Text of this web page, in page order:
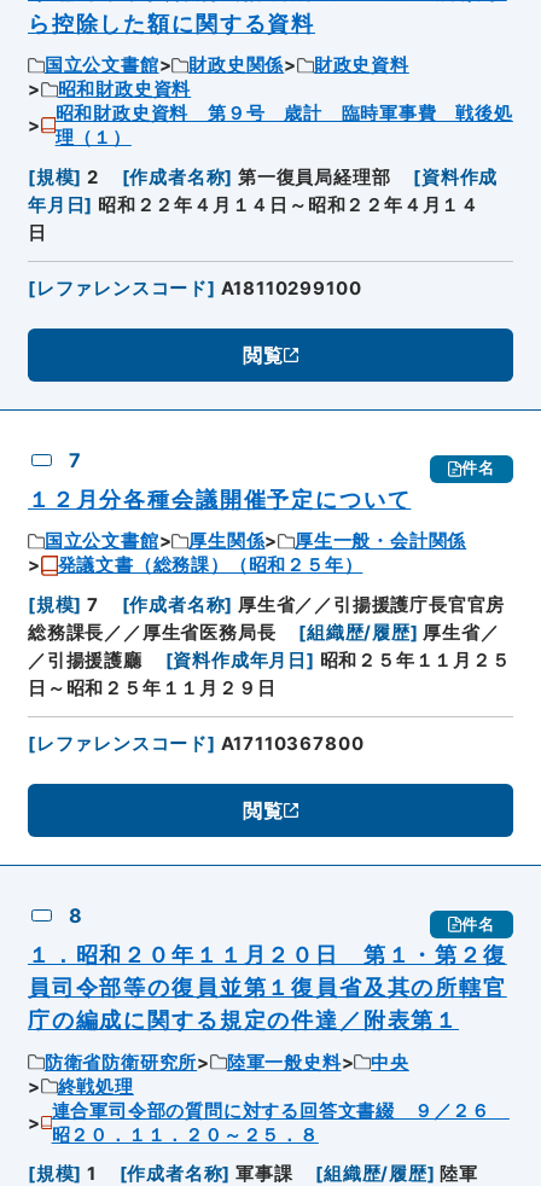
ら控除した額に関する資料
国立公文書館 財政史関係
財政史資料
昭和財政史資料
昭和財政史資料 第９号 歳計 臨時軍事費 戦後処
理（１）
[規模] 2 [作成者名称] 第一復員局経理部 [資料作成
年月日] 昭和２２年４月１４日～昭和２２年４月１４
日
[レファレンスコード] A18110299100
閲覧
7 件名
１２月分各種会議開催予定について
国立公文書館 厚生関係
厚生一般・会計関係
発議文書（総務課）（昭和２５年）
[規模] 7 [作成者名称] 厚生省／／引揚援護庁長官官房
総務課長／／厚生省医務局長
[組織歴/履歴] 厚生省／
／引揚援護廳
[資料作成年月日 ] 昭和２５年１１月２５
日～昭和２５年１１月２９日
[レファレンスコード] A17110367800
閲覧
8 件名
１．昭和２０年１１月２０日 第１・第２復
員司令部等の復員並第１復員省及其の所轄官
庁の編成に関する規定の件達／附表第１
防衛省防衛研究所 陸軍一般史料
中央
終戦処理
連合軍司令部の質問に対する回答文書綴 ９／２６
昭２０．１１．２０～２５．８
[規模] 1 [作成者名称] 軍事課 [組織歴/履歴] 陸軍